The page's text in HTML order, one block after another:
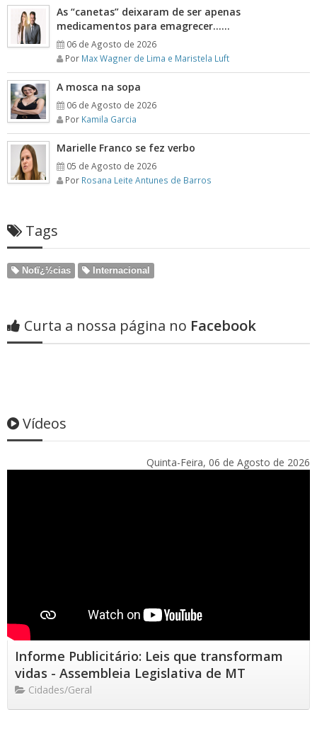
As “canetas” deixaram de ser apenas
medicamentos para emagrecer……
06 de Agosto de 2026
Por Max Wagner de Lima e Maristela Luft
A mosca na sopa
06 de Agosto de 2026
Por Kamila Garcia
Marielle Franco se fez verbo
05 de Agosto de 2026
Por Rosana Leite Antunes de Barros
Tags
Notï¿½cias Internacional
Curta a nossa página no Facebook
Vídeos
Quinta-Feira, 06 de Agosto de 2026
Informe Publicitário: Leis que transformam
vidas - Assembleia Legislativa de MT
Cidades/Geral